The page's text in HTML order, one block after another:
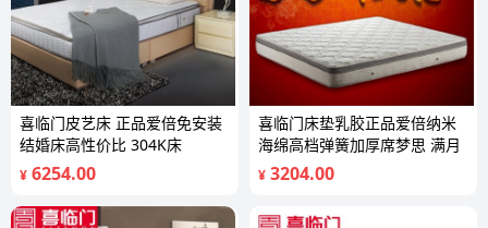
喜临门皮艺床 正品爱倍免安装
结婚床高性价比 304K床
¥ 6254.00
喜临门床垫乳胶正品爱倍纳米
海绵高档弹簧加厚席梦思 满月
¥ 3204.00